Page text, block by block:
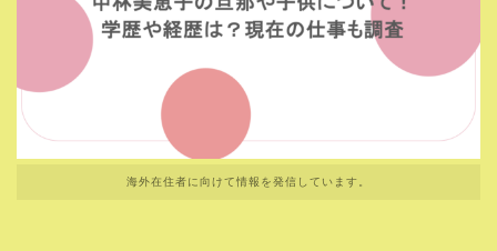
海外在住者に向けて情報を発信しています。